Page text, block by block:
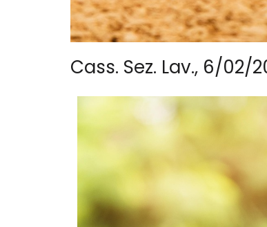
Cass. Sez. Lav., 6/02/